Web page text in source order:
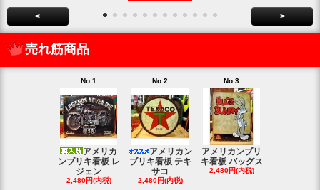
< >
売れ筋商品
No.1
アメリカ
ンブリキ看板 レ
ジェン
2,480円(内税)
No.2
アメリカン
ブリキ看板 テキ
サコ
2,480円(内税)
No.3
アメリカンブリ
キ看板 バッグス
2,480円(内税)